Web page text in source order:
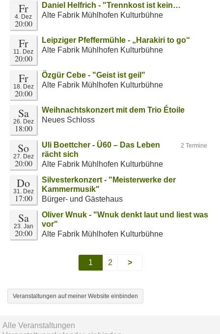
Fr
4. Dez
20:00
Daniel Helfrich - "Trennkost ist kein…
Alte Fabrik Mühlhofen Kulturbühne
Fr
11. Dez
20:00
Leipziger Pfeffermühle - „Harakiri to go“
Alte Fabrik Mühlhofen Kulturbühne
Fr
18. Dez
20:00
Özgür Cebe - "Geist ist geil"
Alte Fabrik Mühlhofen Kulturbühne
Sa
26. Dez
18:00
Weihnachtskonzert mit dem Trio Étoile
Neues Schloss
So
27. Dez
20:00
2 Termine
Uli Boettcher - Ü60 – Das Leben
rächt sich
Alte Fabrik Mühlhofen Kulturbühne
Do
31. Dez
17:00
Silvesterkonzert - "Meisterwerke der
Kammermusik"
Bürger- und Gästehaus
Sa
23. Jan
20:00
Oliver Wnuk - "Wnuk denkt laut und liest was
vor"
Alte Fabrik Mühlhofen Kulturbühne
1 2 >
Veranstaltungen auf meiner Website einbinden
Alle Veranstaltungen